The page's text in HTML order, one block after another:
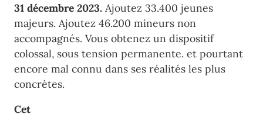
31 décembre 2023. Ajoutez 33.400 jeunes
majeurs. Ajoutez 46.200 mineurs non
accompagnés. Vous obtenez un dispositif
colossal, sous tension permanente. et pourtant
encore mal connu dans ses réalités les plus
concrètes.
Cet